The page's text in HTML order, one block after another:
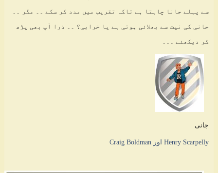
سے پہلے جانا چاہتا ہے تاکہ تقریب میں مدد کر سکے ۔۔ مگر ۔۔
جانی کی نیت سے بھلائی ہوتی ہے یا خرابی؟ ۔۔ ذرا آپ بھی پڑھ
کر دیکھئے ۔۔۔
جانی
Henry Scarpelly اور Craig Boldman